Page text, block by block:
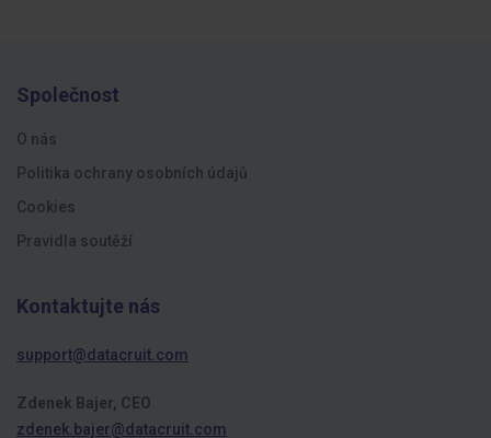
Společnost
O nás
Politika ochrany osobních údajů
Cookies
Pravidla soutěží
Kontaktujte nás
support@datacruit.com
Zdenek Bajer, CEO
zdenek.bajer@datacruit.com